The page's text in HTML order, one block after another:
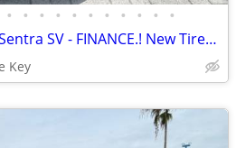
• • • • • • • • • • •
PENDING 2019 Nissan Sentra SV - FINANCE.! New Tires - BU Cam
Key